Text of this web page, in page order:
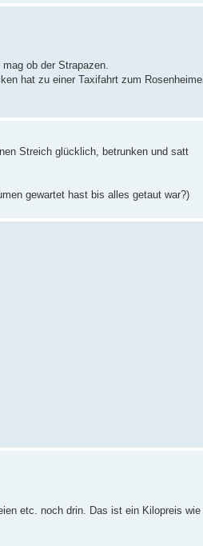
ob der Strapazen.
hat zu einer Taxifahrt zum
Streich glücklich, betrunken und satt
gewartet hast bis alles getaut war?)
etc. noch drin. Das ist ein Kilopreis wie